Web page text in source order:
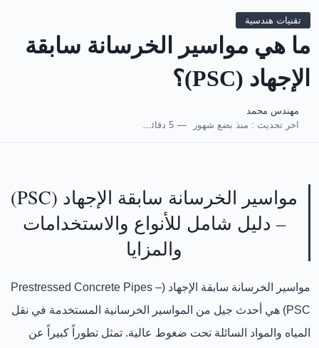
تقنيات هندسية
ما هي مواسير الخرسانة سابقة
الإجهاد (PSC)؟
مهندس محمد
اخر تحديث : منذ بضع شهور 5 دقائق للقراءة
مواسير الخرسانة سابقة الإجهاد (PSC)
– دليل شامل للأنواع والاستخدامات
والمزايا
مواسير الخرسانة سابقة الإجهاد (Prestressed Concrete Pipes –
PSC)
هي أحدث جيل من المواسير الخرسانية المستخدمة في نقل
المياه والمواد السائلة تحت ضغوط عالية. تمثل تطوراً كبيراً عن